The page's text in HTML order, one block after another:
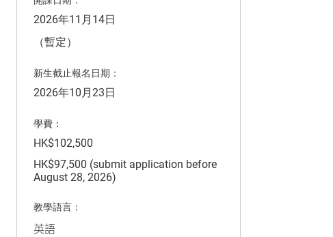
2026年11月14日
（暫定）
新生截止報名日期：
2026年10月23日
學費：
HK$102,500
HK$97,500 (submit application before
August 28, 2026)
教學語言：
英語